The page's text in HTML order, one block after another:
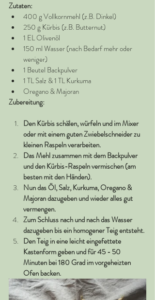
Zutaten:
400 g Vollkornmehl (z.B. Dinkel)
250 g Kürbis (z.B. Butternut)
1 EL Olivenöl
150 ml Wasser (nach Bedarf mehr oder
weniger)
1 Beutel Backpulver
1 TL Salz & 1 TL Kurkuma
Oregano & Majoran
Zubereitung:
Den Kürbis schälen, würfeln und im Mixer
oder mit einem guten Zwiebelschneider zu
kleinen Raspeln verarbeiten.
Das Mehl zusammen mit dem Backpulver
und den Kürbis-Raspeln vermischen (am
besten mit den Händen).
Nun das Öl, Salz, Kurkuma, Oregano &
Majoran dazugeben und wieder alles gut
vermengen.
Zum Schluss nach und nach das Wasser
dazugeben bis ein homogener Teig entsteht.
Den Teig in eine leicht eingefettete
Kastenform geben und für 45 - 50
Minuten bei 180 Grad im vorgeheizten
Ofen backen.